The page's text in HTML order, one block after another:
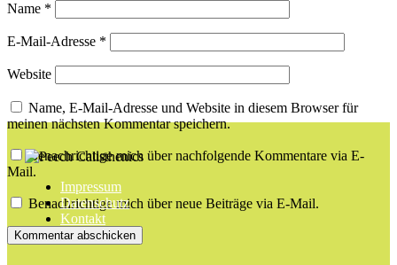
Name *
E-Mail-Adresse *
Website
Name, E-Mail-Adresse und Website in diesem Browser für
meinen nächsten Kommentar speichern.
Benachrichtige mich über nachfolgende Kommentare via E-
Mail.
Benachrichtige mich über neue Beiträge via E-Mail.
Impressum
Datenschutz
Kontakt